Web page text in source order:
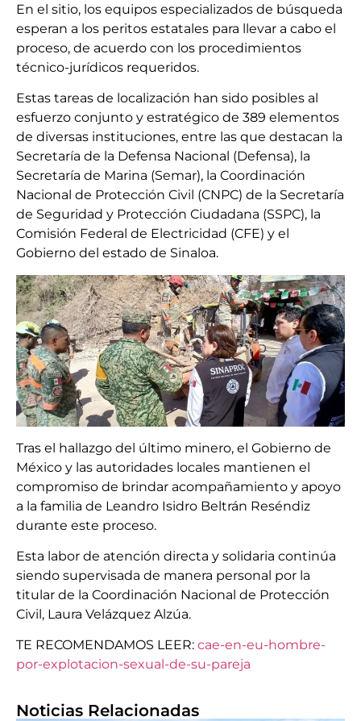
En el sitio, los equipos especializados de búsqueda
esperan a los peritos estatales para llevar a cabo el
proceso, de acuerdo con los procedimientos
técnico-jurídicos requeridos.
Estas tareas de localización han sido posibles al
esfuerzo conjunto y estratégico de 389 elementos
de diversas instituciones, entre las que destacan la
Secretaría de la Defensa Nacional (Defensa), la
Secretaría de Marina (Semar), la Coordinación
Nacional de Protección Civil (CNPC) de la Secretaría
de Seguridad y Protección Ciudadana (SSPC), la
Comisión Federal de Electricidad (CFE) y el
Gobierno del estado de Sinaloa.
Tras el hallazgo del último minero, el Gobierno de
México y las autoridades locales mantienen el
compromiso de brindar acompañamiento y apoyo
a la familia de Leandro Isidro Beltrán Reséndiz
durante este proceso.
Esta labor de atención directa y solidaria continúa
siendo supervisada de manera personal por la
titular de la Coordinación Nacional de Protección
Civil, Laura Velázquez Alzúa.
TE RECOMENDAMOS LEER: cae-en-eu-hombre-
por-explotacion-sexual-de-su-pareja
Noticias Relacionadas